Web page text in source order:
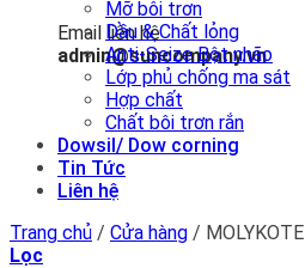
Email liên hệ
admin@suncompany.vn
Mỡ bôi trơn
Dầu & Chất lỏng
Anti-Seize Bột nhão
Lớp phủ chống ma sát
Hợp chất
Chất bôi trơn rắn
Dowsil/ Dow corning
Tin Tức
Liên hệ
Trang chủ / Cửa hàng / MOLYKOTE
Lọc